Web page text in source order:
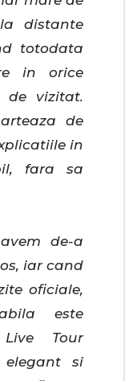
distante
totodata
in orice
de vizitat.
de
in
fara sa
de-a
iar cand
oficiale,
este
Tour
si